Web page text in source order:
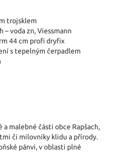
trojsklem
– voda zn, Viessmann
44 cm profi dryfix
s tepelným čerpadlem
malebné části obce Rapšach,
či milovníky klidu a přírody.
pánvi, v oblasti plné